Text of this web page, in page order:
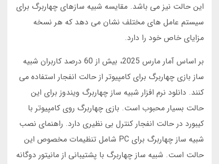
این حالت نیز می باشد. مقایسه شبیه سازهای چهاربرگ برای
سیستم عامل های مختلف نشان می دهد که هر نسخه
مزایای خاص خود را دارد.
بر اساس آمار مارس 2025، بیش از 60 درصد کاربران شبیه
ساز بازی چهاربرگ برای کامپیوتر از حالت انفجار استفاده می
کنند. دانلود نرم افزار شبیه ساز چهاربرگ ویندوز برای این
حالت بسیار محبوب است. بازی چهاربرگ روی کامپیوتر با
کیبورد در حالت انفجار کنترل بی نظیری دارد. راهنمای نصب
شبیه ساز چهاربرگ برای PC شامل تنظیمات مخصوص این
حالت است. شبیه ساز چهاربرگ با پشتیبانی از مانیتور دوگانه